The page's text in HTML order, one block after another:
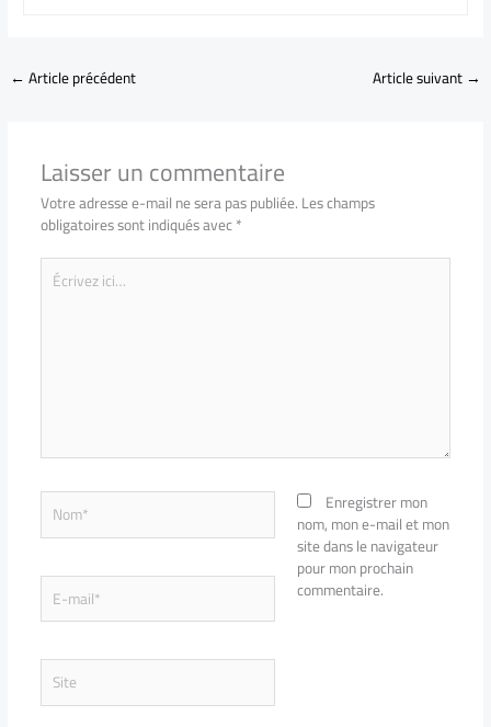
←Article précédent Article suivant→
Laisser un commentaire
Votre adresse e-mail ne sera pas publiée.Les champs
obligatoires sont indiqués avec*
Écrivez
ici…
Nom*
E-
mail*
Site
Enregistrer mon
nom, mon e-mail et mon
site dans le navigateur
pour mon prochain
commentaire.